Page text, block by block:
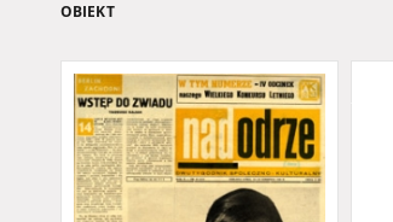
OBIEKT